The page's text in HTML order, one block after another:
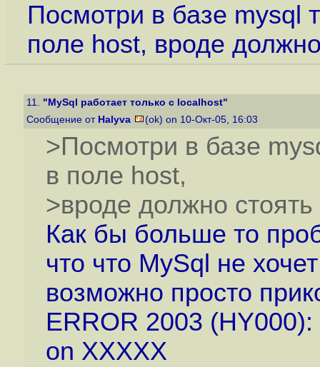
Посмотри в базе mysql
поле host, вроде
11. "MySql работает только с localhost"
Сообщение от Halyva (ok) on 10-Окт-05, 16:03
>Посмотри в базе
в поле host,
>вроде должно
Как бы больше то
что что MySql не
возможно просто
ERROR 2003
on XXXXX